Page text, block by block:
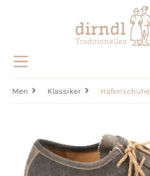
Men Klassiker Haferlschuhe